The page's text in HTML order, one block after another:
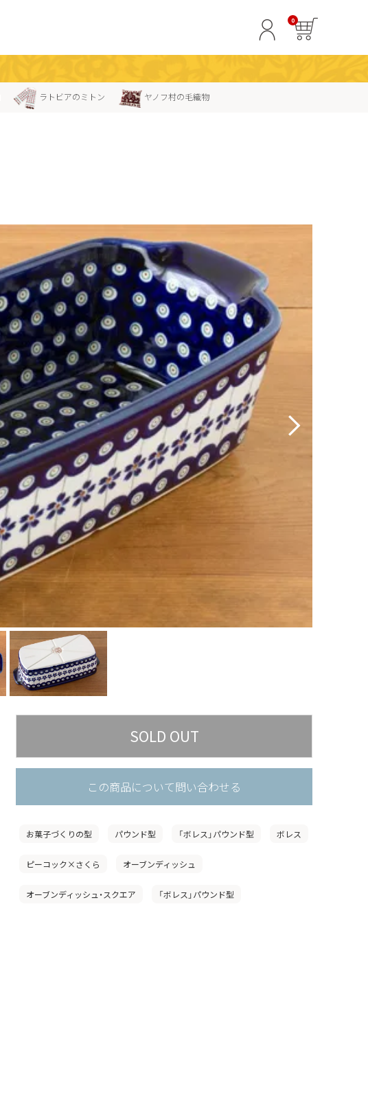
0
ラトビアのミトン ヤノフ村の毛織物
この商品について問い合わせる
お菓子づくりの型 パウンド型 「ボレス」パウンド型 ボレス
ピーコック×さくら オーブンディッシュ
オーブンディッシュ・スクエア 「ボレス」パウンド型